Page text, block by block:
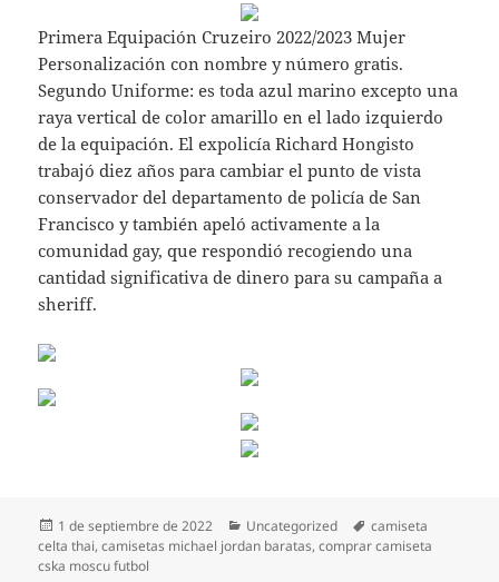
Primera Equipación Cruzeiro 2022/2023 Mujer
Personalización con nombre y número gratis.
Segundo Uniforme: es toda azul marino excepto una
raya vertical de color amarillo en el lado izquierdo
de la equipación. El expolicía Richard Hongisto
trabajó diez años para cambiar el punto de vista
conservador del departamento de policía de San
Francisco y también apeló activamente a la
comunidad gay, que respondió recogiendo una
cantidad significativa de dinero para su campaña a
sheriff.
Publicado
el
1 de septiembre de 2022 Categorías
Uncategorized Etiquetas
camiseta
celta thai,camisetas michael jordan baratas,comprar camiseta
cska moscu futbol